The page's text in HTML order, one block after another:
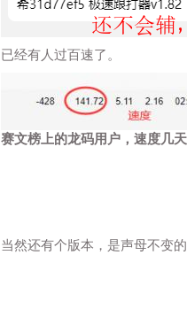
已经有人过百速了。
赛文榜上的龙码用户，速度几
当然还有个版本，是声母不变